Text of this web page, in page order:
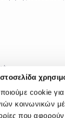
cookie
κοινωνικών
που αφορούν